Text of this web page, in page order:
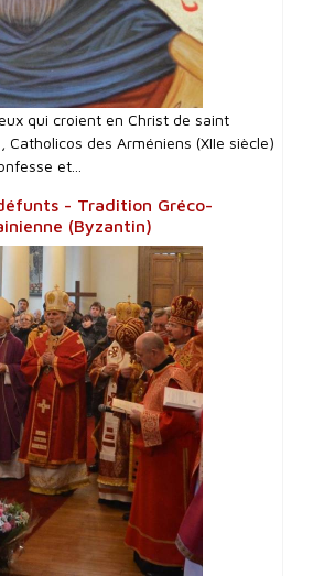
qui croient en Christ de saint
Catholicos des Arméniens (XIIe siècle)
et...
- Tradition Gréco-
(Byzantin)